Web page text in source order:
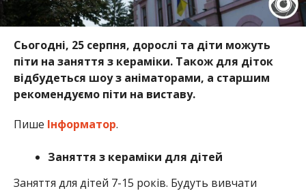
Сьогодні, 25 серпня, дорослі та діти можуть
піти на заняття з кераміки. Також для діток
відбудеться шоу з аніматорами, а старшим
рекомендуємо піти на виставу.
Пише Інформатор.
Заняття з кераміки для дітей
Заняття для дітей 7-15 років. Будуть вивчати